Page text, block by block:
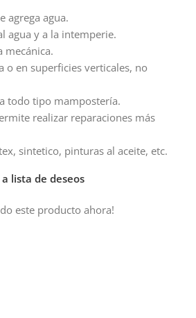
agrega agua.
agua y a la intemperie.
mecánica.
o en superficies verticales, no
todo tipo mampostería.
realizar reparaciones más
sintetico, pinturas al aceite, etc.
lista de deseos
este producto ahora!